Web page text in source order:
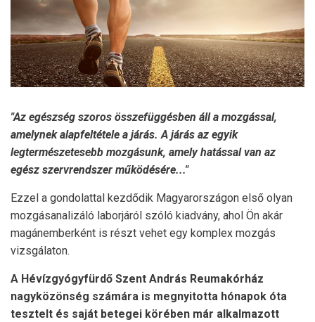
"Az egészség szoros összefüggésben áll a mozgással,
amelynek alapfeltétele a járás. A járás az egyik
legtermészetesebb mozgásunk, amely hatással van az
egész szervrendszer működésére..."
Ezzel a gondolattal kezdődik Magyarországon első olyan
mozgásanalizáló laborjáról szóló kiadvány, ahol Ön akár
magánemberként is részt vehet egy komplex mozgás
vizsgálaton.
A Hévízgyógyfürdő Szent András Reumakórház
nagyközönség számára is megnyitotta hónapok óta
tesztelt és saját betegei körében már alkalmazott